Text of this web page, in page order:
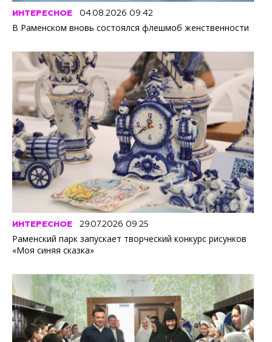
ИНТЕРЕСНОЕ 04.08.2026 09:42
В Раменском вновь состоялся флешмоб женственности
ИНТЕРЕСНОЕ 29.07.2026 09:25
Раменский парк запускает творческий конкурс рисунков
«Моя синяя сказка»